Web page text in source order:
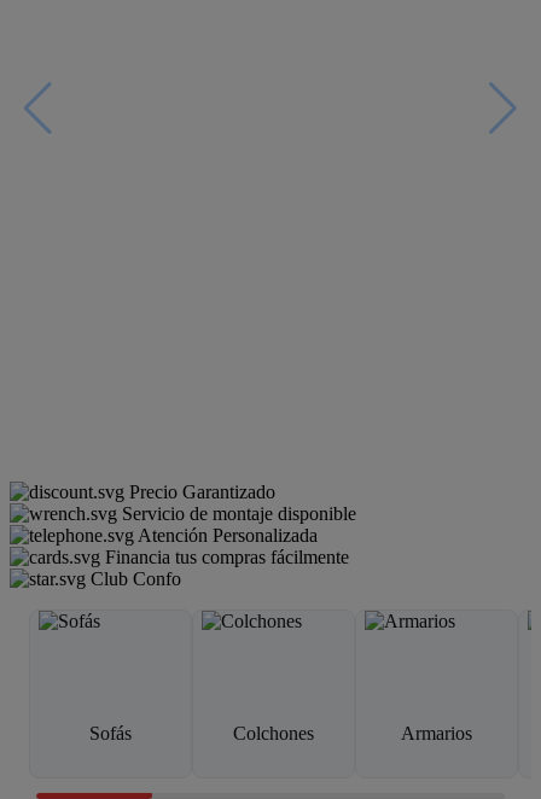
Precio Garantizado
Servicio de montaje disponible
Atención Personalizada
Financia tus compras fácilmente
Club Confo
Sofás Colchones Armarios